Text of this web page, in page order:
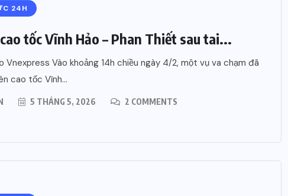
24H
tốc Vĩnh Hảo – Phan Thiết sau tai...
Vnexpress Vào khoảng 14h chiều ngày 4/2, một vụ va chạm đã
cao tốc Vĩnh...
5 THÁNG 5, 2026 2 COMMENTS